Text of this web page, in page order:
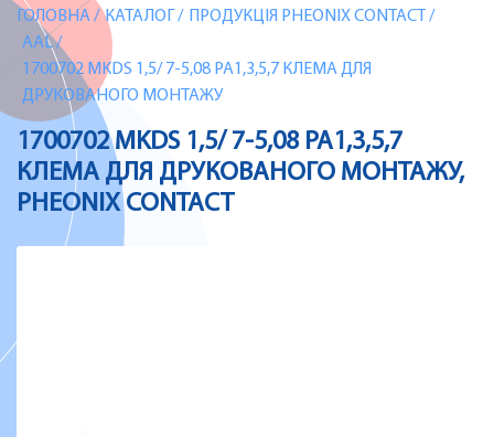
ГОЛОВНА/ КАТАЛОГ / ПРОДУКЦІЯ PHEONIX CONTACT /
AAL/
1700702 MKDS 1,5/ 7-5,08 PA1,3,5,7 КЛЕМА ДЛЯ
ДРУКОВАНОГО МОНТАЖУ
1700702 MKDS 1,5/ 7-5,08 PA1,3,5,7
КЛЕМА ДЛЯ ДРУКОВАНОГО МОНТАЖУ,
PHEONIX CONTACT